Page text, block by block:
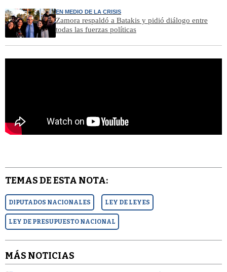
EN MEDIO DE LA CRISIS
Zamora respaldó a Batakis y pidió diálogo entre
todas las fuerzas políticas
TEMAS DE ESTA NOTA:
DIPUTADOS NACIONALES LEY DE LEYES
LEY DE PRESUPUESTO NACIONAL
MÁS NOTICIAS